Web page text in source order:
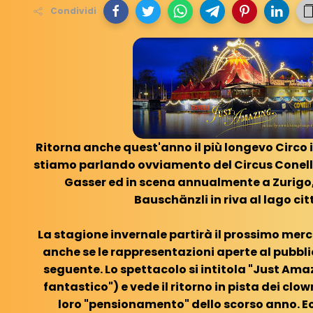
Condividi
Ritorna anche quest'anno il più longevo Circo
stiamo parlando ovviamento del Circus
Gasser ed in scena annualmente a
Bauschänzli in riva al lago
La stagione invernale partirà il prossimo
anche se le rappresentazioni aperte al
seguente. Lo spettacolo si intitola "Just
fantastico") e vede il ritorno in pista dei
loro "pensionamento" dello scorso anno.